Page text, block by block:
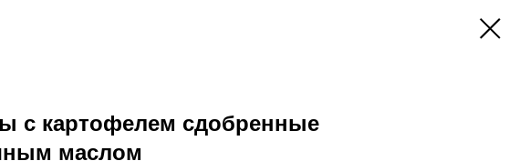
с картофелем сдобренные
маслом